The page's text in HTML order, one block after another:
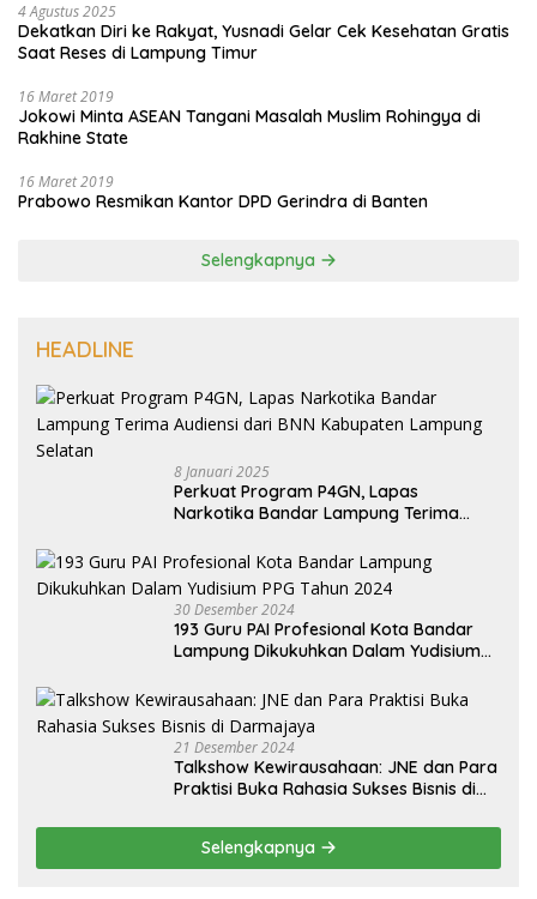
4 Agustus 2025
Dekatkan Diri ke Rakyat, Yusnadi Gelar Cek Kesehatan Gratis
Saat Reses di Lampung Timur
16 Maret 2019
Jokowi Minta ASEAN Tangani Masalah Muslim Rohingya di
Rakhine State
16 Maret 2019
Prabowo Resmikan Kantor DPD Gerindra di Banten
Selengkapnya
HEADLINE
8 Januari 2025
Perkuat Program P4GN, Lapas
Narkotika Bandar Lampung Terima
Selatan
30 Desember 2024
193 Guru PAI Profesional Kota Bandar
Lampung Dikukuhkan Dalam Yudisium
21 Desember 2024
Talkshow Kewirausahaan: JNE dan Para
Praktisi Buka Rahasia Sukses Bisnis di
Selengkapnya